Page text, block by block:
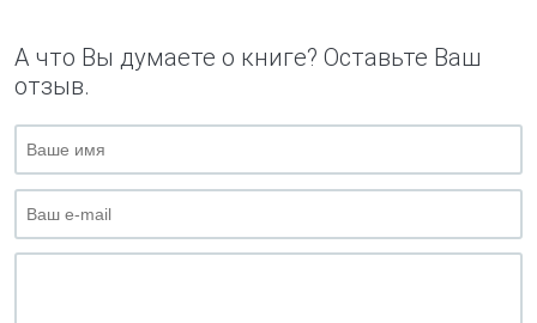
А что Вы думаете о книге? Оставьте Ваш
отзыв.